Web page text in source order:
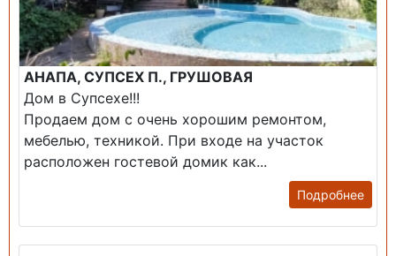
АНАПА, СУПСЕХ П., ГРУШОВАЯ
Дом в Супсехе!!!
Продаем дом с очень хорошим ремонтом,
мебелью, техникой. При входе на участок
расположен гостевой домик как...
Подробнее